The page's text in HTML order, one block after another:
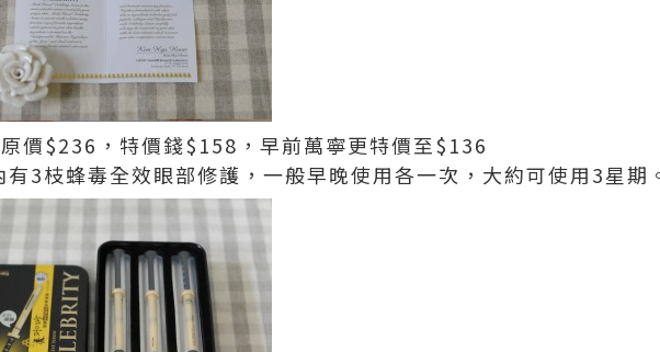
原價$236，特價錢$158，早前萬寧更特價至$136
有3枝蜂毒全效眼部修護，一般早晚使用各一次，大約可使用3星期